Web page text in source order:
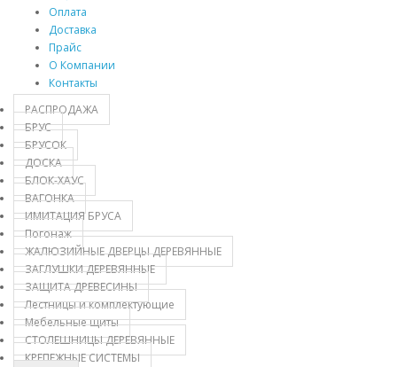
Оплата
Доставка
Прайс
О Компании
Контакты
РАСПРОДАЖА
БРУС
БРУСОК
ДОСКА
БЛОК-ХАУС
ВАГОНКА
ИМИТАЦИЯ БРУСА
Погонаж
ЖАЛЮЗИЙНЫЕ ДВЕРЦЫ ДЕРЕВЯННЫЕ
ЗАГЛУШКИ ДЕРЕВЯННЫЕ
ЗАЩИТА ДРЕВЕСИНЫ
Лестницы и комплектующие
Мебельные щиты
СТОЛЕШНИЦЫ ДЕРЕВЯННЫЕ
КРЕПЕЖНЫЕ СИСТЕМЫ